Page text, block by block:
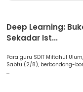
Deep Learning:
Sekadar Ist...
Para guru SDIT Miftahul Ulum,
Sabtu (2/8), berbondong-
...